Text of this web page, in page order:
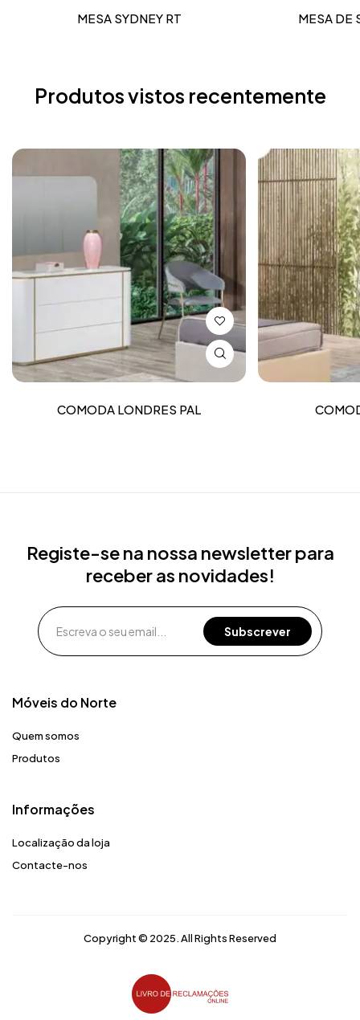
MESA SYDNEY RT MESA DE
Produtos vistos recentemente
COMODA LONDRES PAL
Móveis do Norte​
Quem somos
Produtos
Registe-se na nossa newsletter para
receber as novidades!
Informações
Localização da loja
Contacte-nos
Copyright © 2025. All Rights Reserved